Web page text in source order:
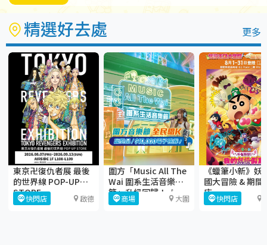
精選好去處 更多
東京卍復仇者展 最後
的世界線 POP-UP
STORE
快閃店 啟德
圍方「Music All The
Wai 圍系生活音樂
節」升級回歸！🎶
商場 大圍
《蠟筆小新》妖
國大冒險 & 期間
店
快閃店